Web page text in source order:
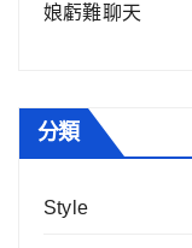
娘虧難聊天
分類
Style